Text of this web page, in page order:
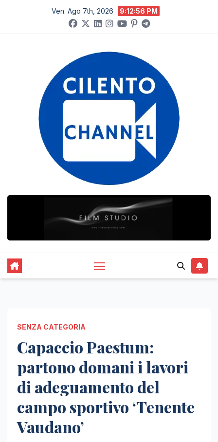
contenuto
Ven. Ago 7th, 2026 9:12:57 PM
SENZA CATEGORIA
Capaccio Paestum:
partono domani i lavori
di adeguamento del
campo sportivo ‘Tenente
Vaudano’